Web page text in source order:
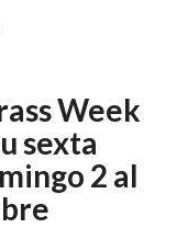
Week
sexta
2 al